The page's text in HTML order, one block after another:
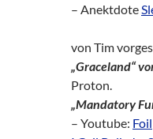
– Anektdote
von Tim
„Graceland“
Proton.
„Mandatory
– Youtube: Foil